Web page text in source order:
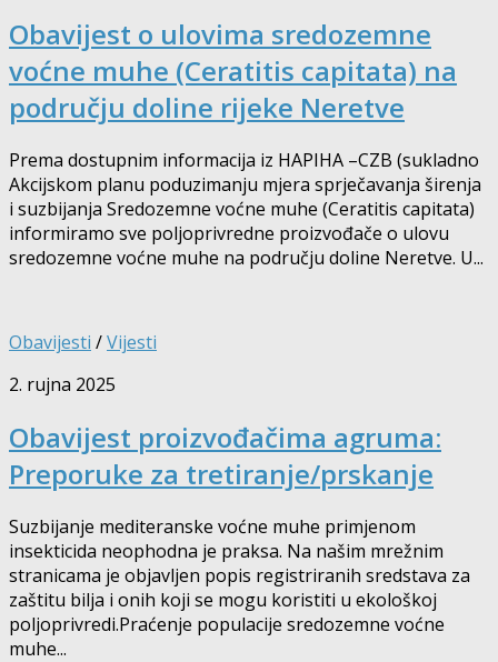
Obavijest o ulovima sredozemne
voćne muhe (Ceratitis capitata) na
području doline rijeke Neretve
Prema dostupnim informacija iz HAPIHA –CZB (sukladno
Akcijskom planu poduzimanju mjera sprječavanja širenja
i suzbijanja Sredozemne voćne muhe (Ceratitis capitata)
informiramo sve poljoprivredne proizvođače o ulovu
sredozemne voćne muhe na području doline Neretve. U...
Obavijesti /Vijesti
2. rujna 2025
Obavijest proizvođačima agruma:
Preporuke za tretiranje/prskanje
Suzbijanje mediteranske voćne muhe primjenom
insekticida neophodna je praksa. Na našim mrežnim
stranicama je objavljen popis registriranih sredstava za
zaštitu bilja i onih koji se mogu koristiti u ekološkoj
poljoprivredi.Praćenje populacije sredozemne voćne
muhe...